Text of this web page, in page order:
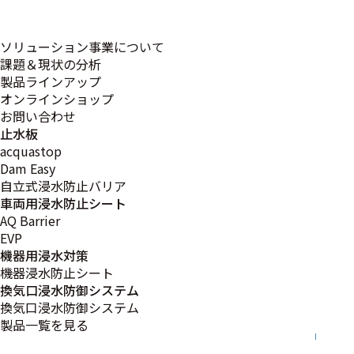
ソリューション事業について
課題＆現状の分析
製品ラインアップ
オンラインショップ
お問い合わせ
止水板
acquastop
Dam Easy
自立式浸水防止バリア
車両用浸水防止シート
AQ Barrier
EVP
機器用浸水対策
機器浸水防止シート
換気口浸水防御システム
換気口浸水防御システム
製品一覧を見る